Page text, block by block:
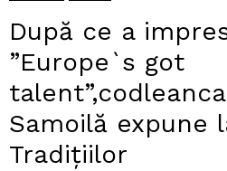
După ce a
”Europe`s got
Samoilă expune
Tradițiilor